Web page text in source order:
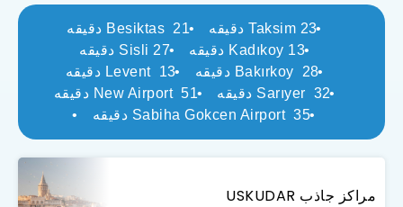
Taksim 23 دقیقه
Besiktas 21 دقیقه
Kadıkoy 13 دقیقه
Sisli 27 دقیقه
Bakırkoy 28 دقیقه
Levent 13 دقیقه
Sarıyer 32 دقیقه
New Airport 51 دقیقه
Sabiha Gokcen Airport 35 دقیقه
مراکز جاذب USKUDAR